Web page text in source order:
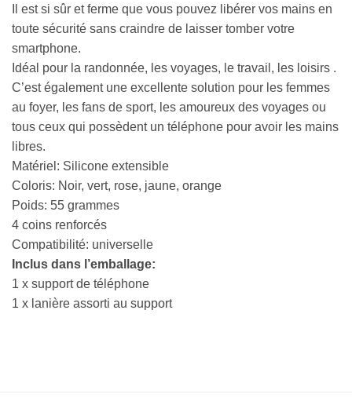
Il est si sûr et ferme que vous pouvez libérer vos mains en
toute sécurité sans craindre de laisser tomber votre
smartphone.
Idéal pour la randonnée, les voyages, le travail, les loisirs .
C’est également une excellente solution pour les femmes
au foyer, les fans de sport, les amoureux des voyages ou
tous ceux qui possèdent un téléphone pour avoir les mains
libres.
Matériel: Silicone extensible
Coloris: Noir, vert, rose, jaune, orange
Poids: 55 grammes
4 coins renforcés
Compatibilité: universelle
Inclus dans l’emballage:
1 x support de téléphone
1 x lanière assorti au support